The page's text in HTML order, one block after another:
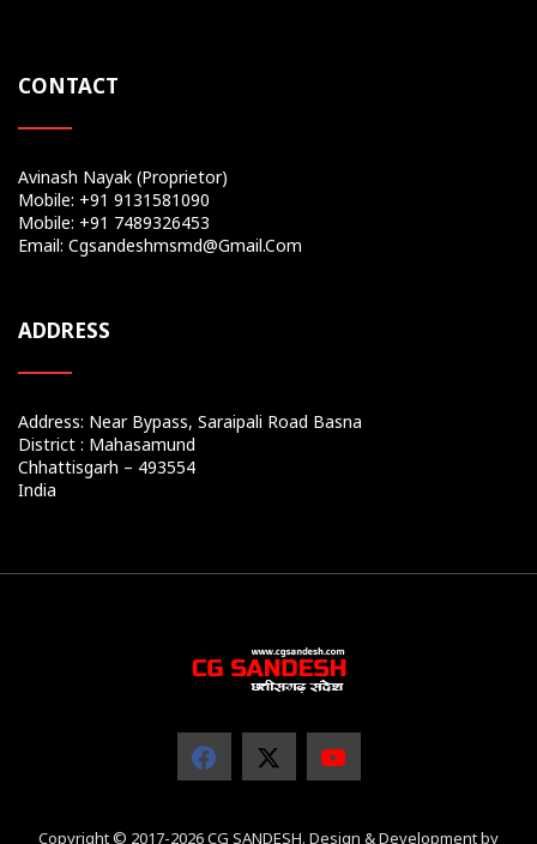
CONTACT
Avinash Nayak (Proprietor)
Mobile: +91 9131581090
Mobile: +91 7489326453
Email: Cgsandeshmsmd@gmail.com
ADDRESS
Address: Near Bypass, Saraipali Road Basna
District : Mahasamund
Chhattisgarh – 493554
India
Copyright © 2017-2026 CG SANDESH. Design & Development by